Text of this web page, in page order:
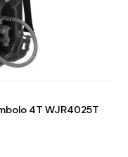
4T WJR4025T